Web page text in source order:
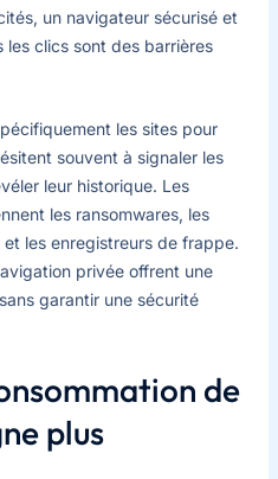
un navigateur sécurisé et
clics sont des barrières
les sites pour
souvent à signaler les
leur historique. Les
les ransomwares, les
les enregistreurs de frappe.
privée offrent une
garantir une sécurité
de
plus